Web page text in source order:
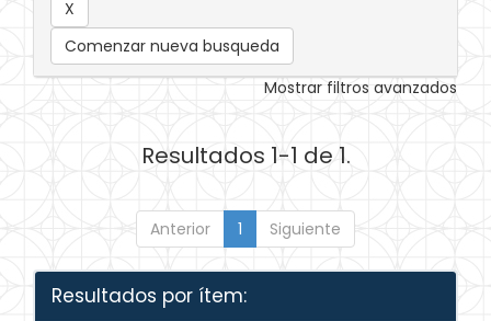
Comenzar nueva busqueda
Mostrar filtros avanzados
Resultados 1-1 de 1.
Anterior 1 Siguiente
Resultados por ítem: